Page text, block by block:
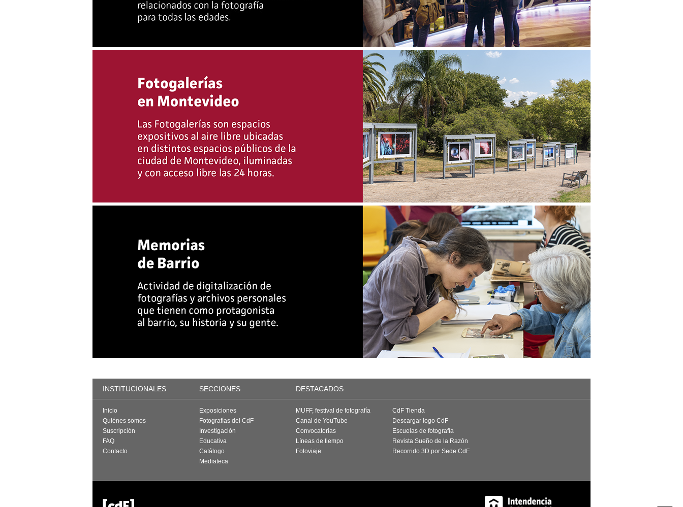
INSTITUCIONALES SECCIONES DESTACADOS
Inicio
Quiénes somos
Suscripción
FAQ
Contacto
Exposiciones
Fotografías del CdF
Investigación
Educativa
Catálogo
Mediateca
MUFF, festival de fotografía
Canal de YouTube
Convocatorias
Líneas de tiempo
Fotoviaje
CdF Tienda
Descargar logo CdF
Escuelas de fotografía
Revista Sueño de la Razón
Recorrido 3D por Sede CdF